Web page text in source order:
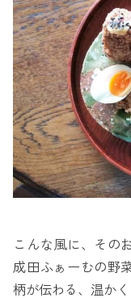
こんな風に、その
成田ふぁーむの野
柄が伝わる、温かく